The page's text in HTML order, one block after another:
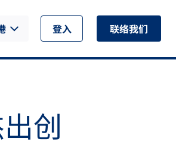
登入 联络我们
创